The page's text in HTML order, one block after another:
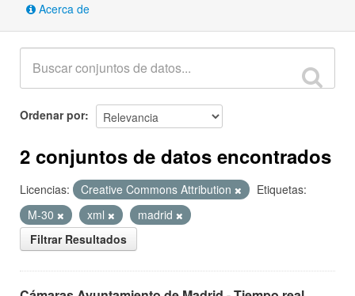
Acerca de
Ordenar por
2 conjuntos de datos encontrados
Licencias: Creative Commons Attribution
Etiquetas:
M-30
xml
madrid
Filtrar Resultados